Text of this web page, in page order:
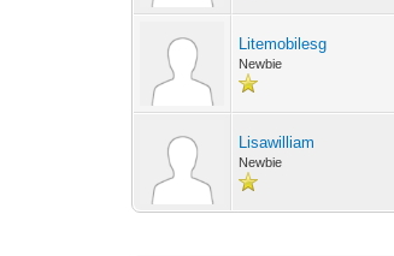
Litemobilesg
Newbie
Lisawilliam
Newbie